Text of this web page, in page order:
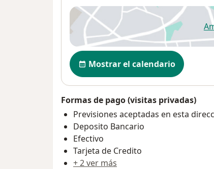
Disponibilidad
Mostrar el calendario
Formas de pago (visitas privadas)
Previsiones aceptadas en esta
Deposito Bancario
Efectivo
Tarjeta de Credito
+ 2 ver más